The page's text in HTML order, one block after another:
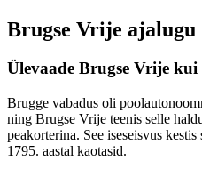
Brugse Vrije ajalugu
Ülevaade Brugse Vrije
Brugge vabadus oli
ning Brugse Vrije teenis selle
peakorterina. See iseseisvus
1795. aastal kaotasid.